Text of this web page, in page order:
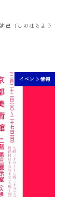
己（しのはらよう
イベント情報